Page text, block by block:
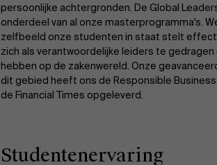
persoonlijke achtergronden. De Global
onderdeel van al onze masterprogramma's.
zelfbeeld onze studenten in staat stelt
zich als verantwoordelijke leiders te
hebben op de zakenwereld. Onze
dit gebied heeft ons de Responsible Business
de Financial Times opgeleverd.
Studentenervaring